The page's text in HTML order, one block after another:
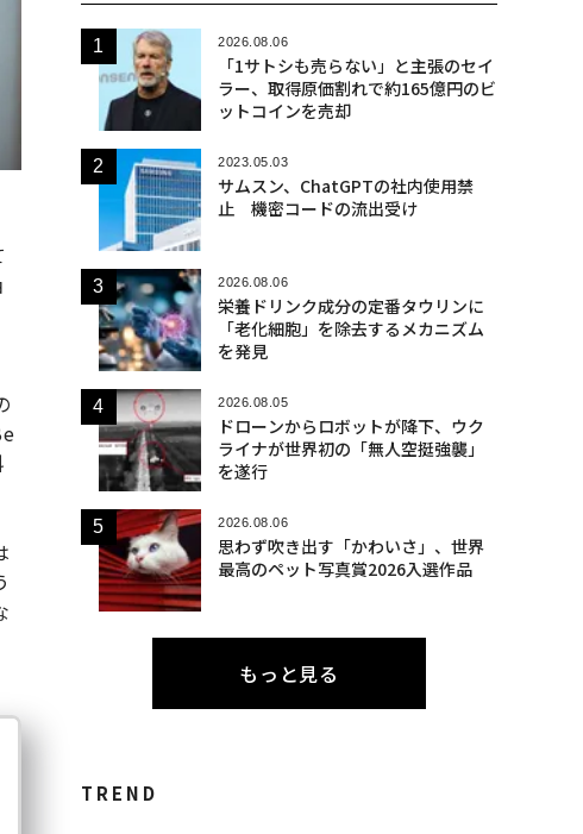
2026.08.06
「1サトシも売らない」と主張のセイ
ラー、取得原価割れで約165億円のビ
ットコインを売却
2023.05.03
サムスン、ChatGPTの社内使用禁
止 機密コードの流出受け
2026.08.06
栄養ドリンク成分の定番タウリンに
「老化細胞」を除去するメカニズム
を発見
2026.08.05
ドローンからロボットが降下、ウク
ライナが世界初の「無人空挺強襲」
を遂行
2026.08.06
思わず吹き出す「かわいさ」、世界
最高のペット写真賞2026入選作品
もっと見る
TREND